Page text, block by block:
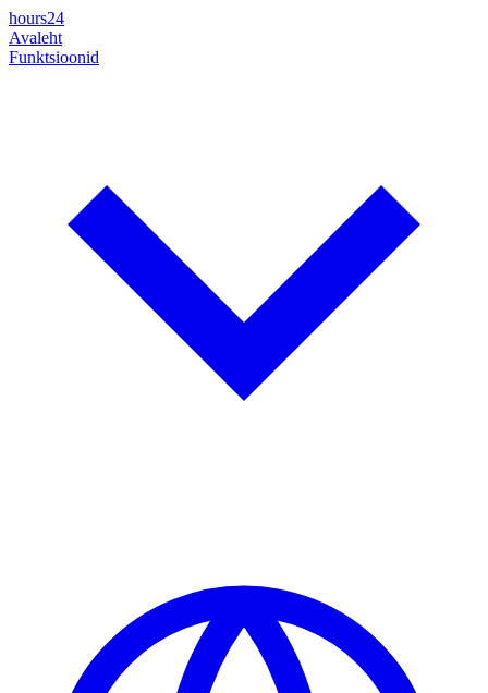
hours24
Avaleht
Funktsioonid